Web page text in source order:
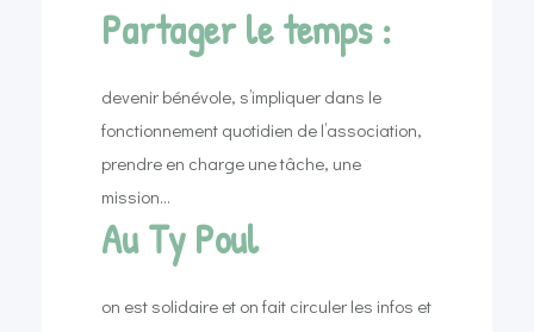
Partager le temps :
devenir bénévole, s’impliquer dans le
fonctionnement quotidien de l’association,
prendre en charge une tâche, une
mission…
Au Ty Poul
on est solidaire et on fait circuler les infos et